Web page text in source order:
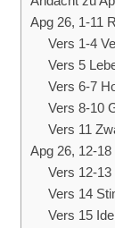
Apg 26, 1-11
Vers 1-4
Vers 5
Vers 6-7
Vers 8-10
Vers 11
Apg 26, 12-
Vers 12-
Vers 14
Vers 15